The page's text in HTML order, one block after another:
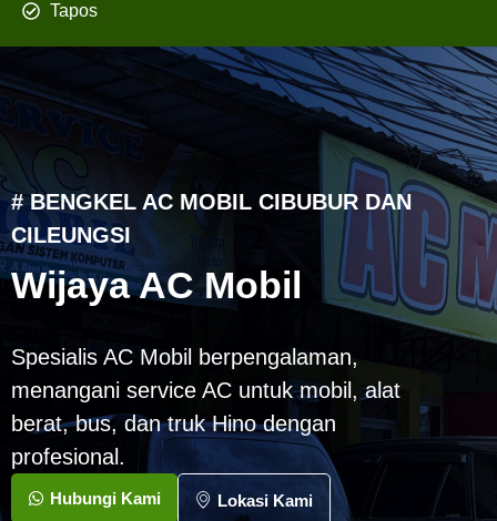
Tapos
# BENGKEL AC MOBIL CIBUBUR DAN
CILEUNGSI
Wijaya AC Mobil
Spesialis AC Mobil berpengalaman,
menangani service AC untuk mobil, alat
berat, bus, dan truk Hino dengan
profesional.
Hubungi Kami Lokasi Kami